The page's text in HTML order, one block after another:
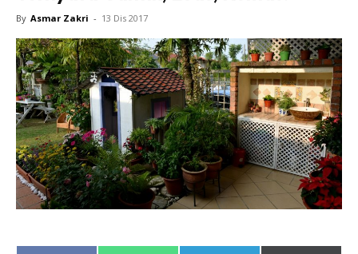
Interior Design
Landskap
DIY
Bilik Air
Bilik Tidur
Dapur
Ruang Makan
Make Over
Bilik Air
By Asmar Zakri - 13 Dis 2017